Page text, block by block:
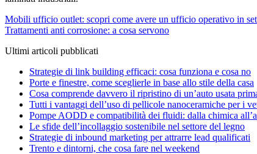
Navigazione
articoli
Mobili ufficio outlet: scopri come avere un ufficio operativo in
Trattamenti anti corrosione: a cosa servono
Ultimi articoli pubblicati
Strategie di link building efficaci: cosa funziona e cosa no
Porte e finestre, come sceglierle in base allo stile della casa
Cosa comprende davvero il ripristino di un’auto usata
Tutti i vantaggi dell’uso di pellicole nanoceramiche per i
Pompe AODD e compatibilità dei fluidi: dalla chimica
Le sfide dell’incollaggio sostenibile nel settore del legno
Strategie di inbound marketing per attrarre lead qualificati
Trento e dintorni, che cosa fare nel weekend